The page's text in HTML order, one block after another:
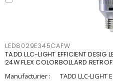
LED8029E345CAFW
TADD LLC-LIGHT EFFICIENT
24W FLEX COLORBOLLARD
Manufacturier :
TADD LLC-LIGHT